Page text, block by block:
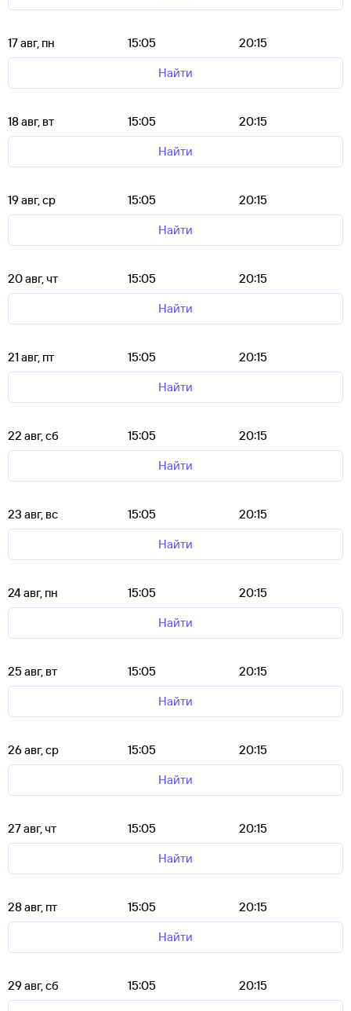
17 авг, пн 15:05
20:15
Найти
18 авг, вт 15:05
20:15
Найти
19 авг, ср 15:05
20:15
Найти
20 авг, чт 15:05
20:15
Найти
21 авг, пт 15:05
20:15
Найти
22 авг, сб 15:05
20:15
Найти
23 авг, вс 15:05
20:15
Найти
24 авг, пн 15:05
20:15
Найти
25 авг, вт 15:05
20:15
Найти
26 авг, ср 15:05
20:15
Найти
27 авг, чт 15:05
20:15
Найти
28 авг, пт 15:05
20:15
Найти
29 авг, сб 15:05
20:15